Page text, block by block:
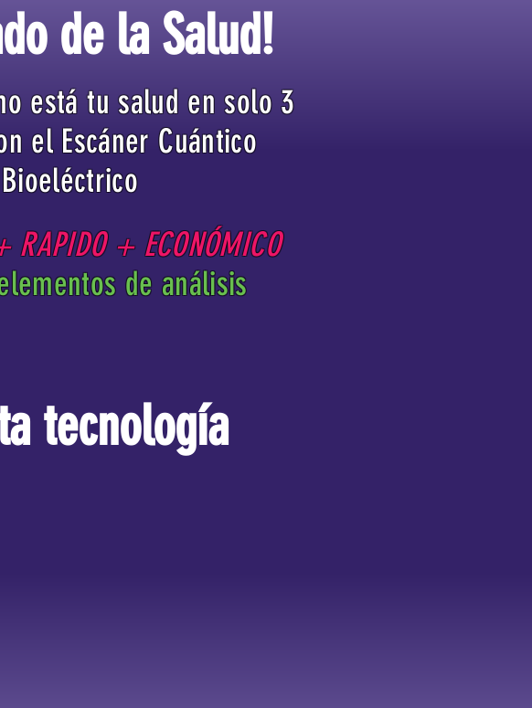
de la Salud!
está tu salud en solo 3
el Escáner Cuántico
Bioeléctrico
RAPIDO + ECONÓMICO
de análisis
tecnología